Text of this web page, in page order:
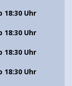
18:30 Uhr
18:30 Uhr
18:30 Uhr
18:30 Uhr